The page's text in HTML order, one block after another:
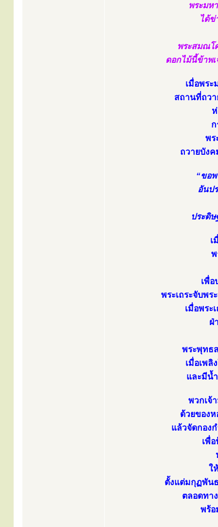
พระมห
ได้ข่
พระสมณโ
ดอกไม้นี้ข้าพ
เมื่อพร
สถานที่ถวา
พร
ถวายบังค
“ขอ
อันป
ประดิ
เ
เพื่
พระเถระจับพ
เมื่อพร
ฝ่
พระพุทธ
เมื่อเพ
และมีน้
พวกเจ้
ด้วยของ
แล้วจัดกอง
เพื่
ใ
ตั้งแต่มกุฏพัน
ตลอดทา
พร้